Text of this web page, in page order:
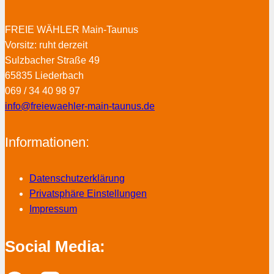
FREIE WÄHLER Main-Taunus
Vorsitz: ruht derzeit
Sulzbacher Straße 49
65835 Liederbach
069 / 34 40 98 97
info@freiewaehler-main-taunus.de
Informationen:
Datenschutzerklärung
Privatsphäre Einstellungen
Impressum
Social Media: